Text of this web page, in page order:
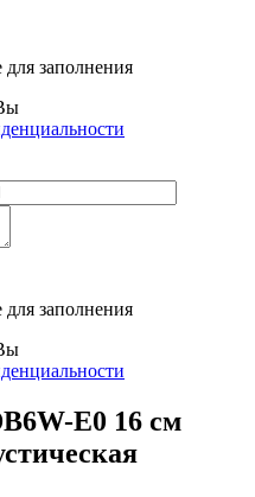
для заполнения
для заполнения
E0 16 см